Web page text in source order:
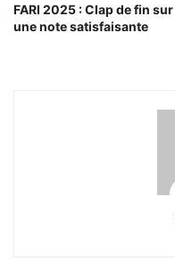
FARI 2025 : Clap de fin sur
une note satisfaisante